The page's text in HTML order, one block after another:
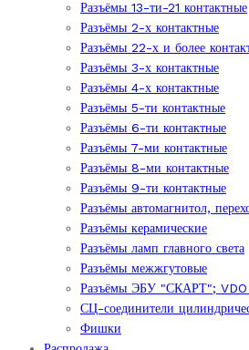
Разъёмы 13-ти-21 контактные
Разъёмы 2-х контактные
Разъёмы 22-х и более
Разъёмы 3-х контактные
Разъёмы 4-х контактные
Разъёмы 5-ти контактные
Разъёмы 6-ти контактные
Разъёмы 7-ми контактные
Разъёмы 8-ми контактные
Разъёмы 9-ти контактные
Разъёмы автомагнитол,
Разъёмы керамические
Разъёмы ламп главного света
Разъёмы межжгутовые
Разъёмы ЭБУ "СКАРТ"; VDO
СЦ-соединители
Фишки